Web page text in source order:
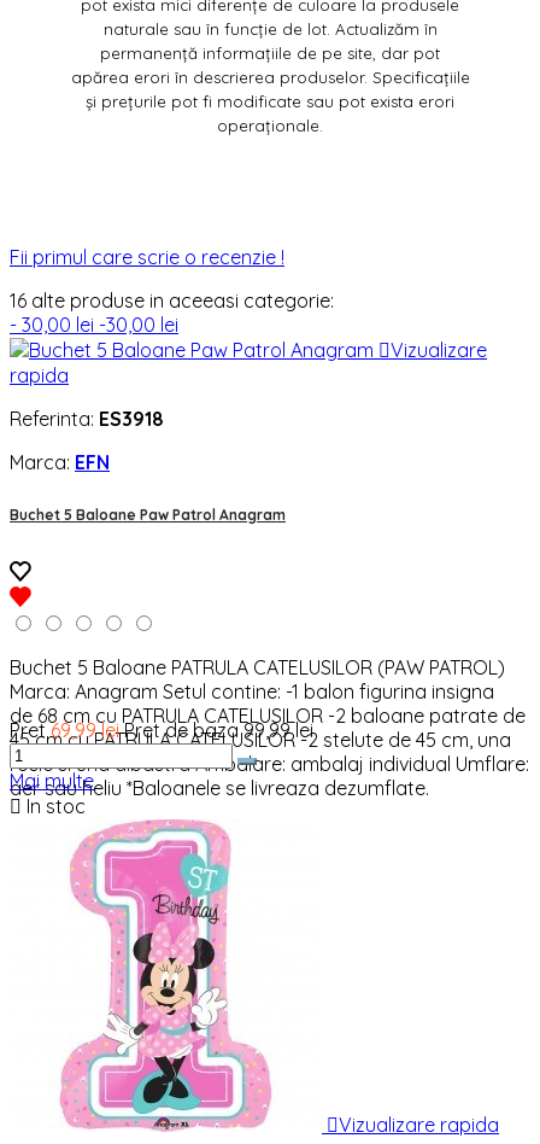
pot exista mici diferențe de culoare la produsele
naturale sau în funcție de lot. Actualizăm în
permanență informațiile de pe site, dar pot
apărea erori în descrierea produselor. Specificațiile
și prețurile pot fi modificate sau pot exista erori
operaționale.
Fii primul care scrie o recenzie !
16 alte produse in aceeasi categorie:
- 30,00 lei -30,00 lei
Vizualizare
rapida
Referinta: ES3918
Marca: EFN
Buchet 5 Baloane Paw Patrol Anagram
Buchet 5 Baloane PATRULA CATELUSILOR (PAW PATROL)
Marca: Anagram Setul contine: -1 balon figurina insigna
de 68 cm cu PATRULA CATELUSILOR -2 baloane patrate de
45 cm cu PATRULA CATELUSILOR -2 stelute de 45 cm, una
rosie si una albastra Ambalare: ambalaj individual Umflare:
aer sau heliu *Baloanele se livreaza dezumflate.
Pret 69,99 lei Pret de baza 99,99 lei
Mai multe
 In stoc
Vizualizare rapida